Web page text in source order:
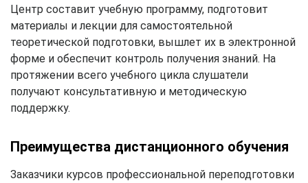
Центр составит учебную программу, подготовит
материалы и лекции для самостоятельной
теоретической подготовки, вышлет их в электронной
форме и обеспечит контроль получения знаний. На
протяжении всего учебного цикла слушатели
получают консультативную и методическую
поддержку.
Преимущества дистанционного обучения
Заказчики курсов профессиональной переподготовки